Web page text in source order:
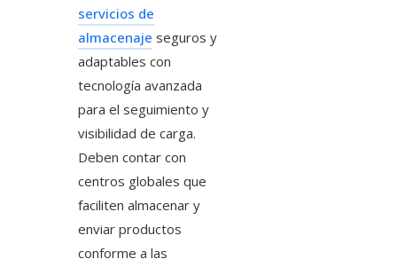
servicios de
almacenaje seguros y
adaptables con
tecnología avanzada
para el seguimiento y
visibilidad de carga.
Deben contar con
centros globales que
faciliten almacenar y
enviar productos
conforme a las